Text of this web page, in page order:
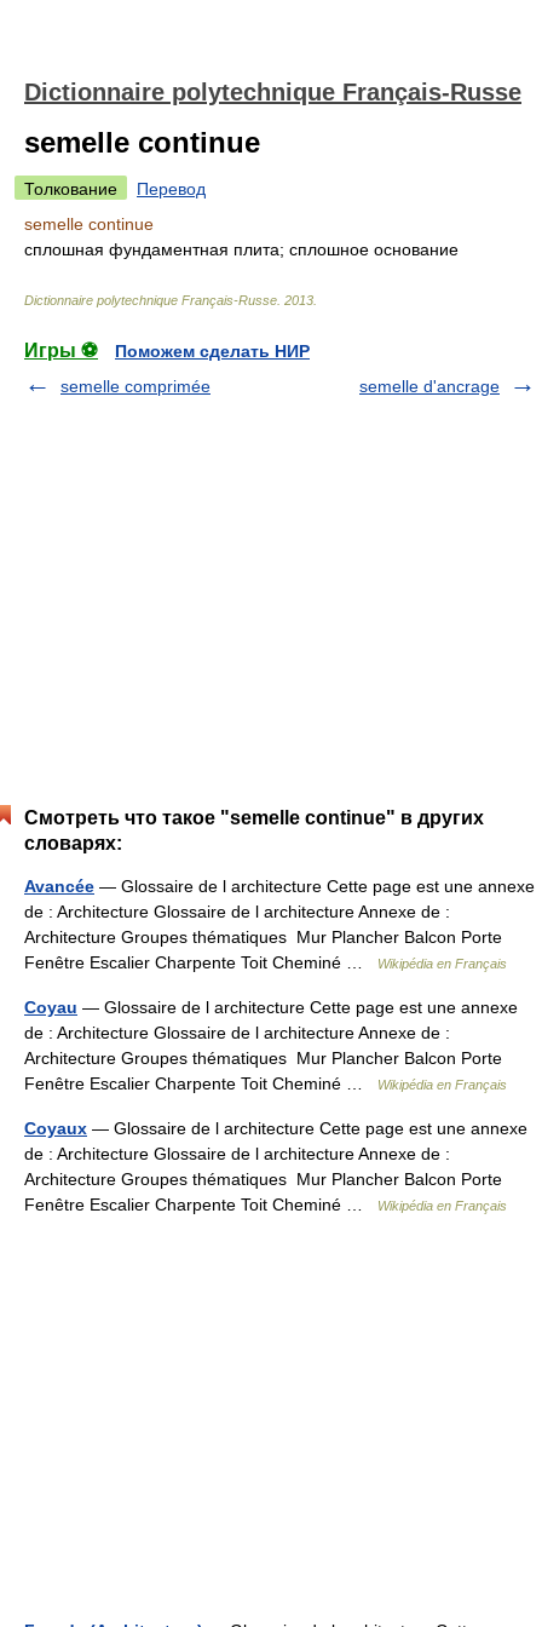
Dictionnaire polytechnique Français-Russe
semelle continue
Толкование
Перевод
semelle continue
сплошная фундаментная плита; сплошное основание
Dictionnaire polytechnique Français-Russe 2013
Игры ⚽
Поможем сделать НИР
semelle comprimée
semelle d'ancrage
Смотреть что такое "semelle continue" в других
словарях:
Avancée — Glossaire de l architecture Cette page est une annexe
de : Architecture Glossaire de l architecture Annexe de :
Architecture Groupes thématiques Mur Plancher Balcon Porte
Fenêtre Escalier Charpente Toit Cheminé …
Wikipédia en Français
Coyau — Glossaire de l architecture Cette page est une annexe
de : Architecture Glossaire de l architecture Annexe de :
Architecture Groupes thématiques Mur Plancher Balcon Porte
Fenêtre Escalier Charpente Toit Cheminé …
Wikipédia en Français
Coyaux — Glossaire de l architecture Cette page est une annexe
de : Architecture Glossaire de l architecture Annexe de :
Architecture Groupes thématiques Mur Plancher Balcon Porte
Fenêtre Escalier Charpente Toit Cheminé …
Wikipédia en Français